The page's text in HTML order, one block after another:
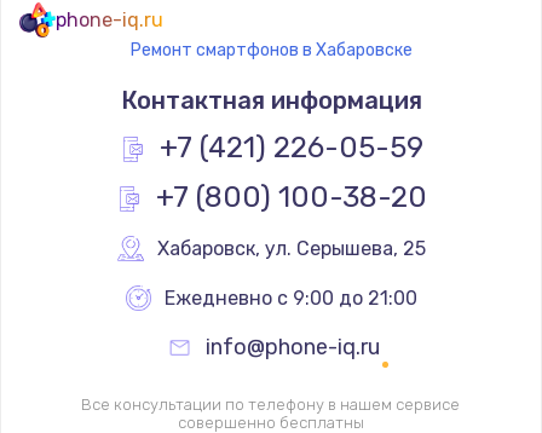
Замена корпуса телефона
448 руб.
Заказать
Замена камеры телефона
Замена динамика телефона
709 руб.
Заказать
phone-iq.ru
Ремонт смартфонов в Хабаровске
Контактная информация
+7 (421) 226-05-59
+7 (800) 100-38-20
Хабаровск, ул. Серышева, 25
Ежедневно с 9:00 до 21:00
info@phone-iq.ru
Все консультации по телефону в нашем сервисе
совершенно бесплатны